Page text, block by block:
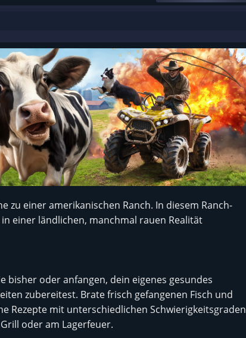
zu einer amerikanischen Ranch. In diesem Ranch-
einer ländlichen, manchmal rauen Realität
bisher oder anfangen, dein eigenes gesundes
zubereitest. Brate frisch gefangenen Fisch und
Rezepte mit unterschiedlichen Schwierigkeitsgraden
oder am Lagerfeuer.